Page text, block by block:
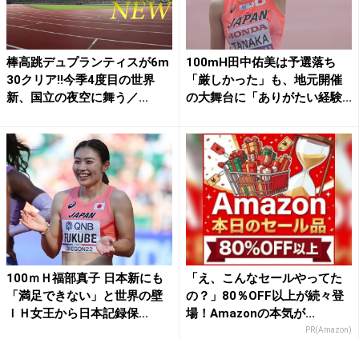
棒高跳デュプランティスが6m
30クリア!!今季4度目の世界
新、国立の夜空に舞う／...
100mH田中佑美は予選落ち
「厳しかった」も、地元開催
の大舞台に「ありがたい経験...
100ｍＨ福部真子 日本新にも
「満足できない」と世界の壁
ＩＨ女王から日本記録保...
「え、こんなセールやってた
の？」80％OFF以上が続々登
場！Amazonの本気が...
PR(Amazon)